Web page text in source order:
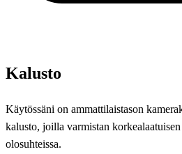
Kalusto
Käytössäni on ammattilaistason
kalusto, joilla varmistan
olosuhteissa.